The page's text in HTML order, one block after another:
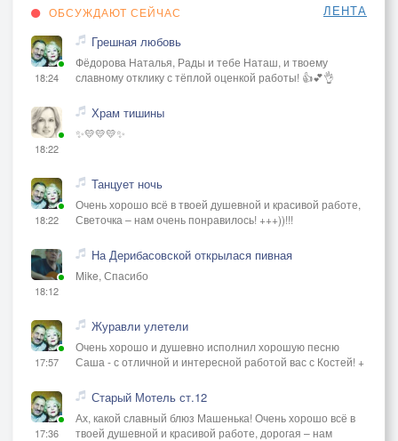
ОБСУЖДАЮТ СЕЙЧАС ЛЕНТА
18:24
Грешная любовь
Фёдорова Наталья, Рады и тебе Наташ, и твоему
славному отклику с тёплой оценкой работы! 👍💕👌
18:22
Храм тишины
✨💛💛💛✨
18:22
Танцует ночь
Очень хорошо всё в твоей душевной и красивой работе,
Светочка – нам очень понравилось! +++))!!!
18:12
На Дерибасовской открылася пивная
Mike, Спасибо
17:57
Журавли улетели
Очень хорошо и душевно исполнил хорошую песню
Саша - с отличной и интересной работой вас с Костей! +
17:36
Старый Мотель ст.12
Ах, какой славный блюз Машенька! Очень хорошо всё в
твоей душевной и красивой работе, дорогая – нам